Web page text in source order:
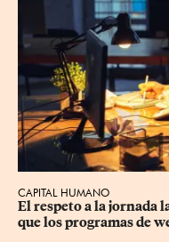
CAPITAL HUMANO
El respeto a la jornada
que los programas de